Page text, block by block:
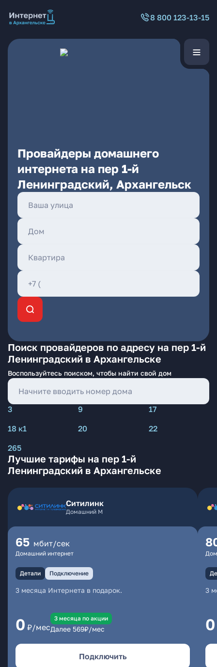
8 800 123-13-15
Провайдеры домашнего
интернета на пер 1-й
Ленинградский, Архангельск
Поиск провайдеров по адресу на пер 1-й
Ленинградский в Архангельске
Воспользуйтесь поиском, чтобы найти свой дом
3 9
17
18 к1
20
22
265
Лучшие тарифы на пер 1-й
Ленинградский в Архангельске
Ситилинк
Домашний М
65 мбит/сек
Домашний интернет
Детали Подключение
3 месяца Интернета в подарок.
0 ₽/мес
3 месяцa по акции
Далее 569₽/мес
Подключить
3
0